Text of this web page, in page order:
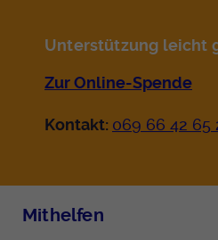
Unterstützung leicht
Zur Online-Spende
Kontakt: 069 66 42 65
Mithelfen